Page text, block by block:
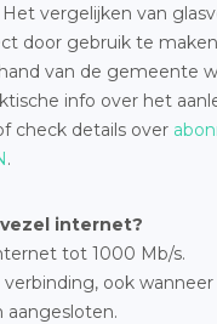
vergelijken van
door gebruik te
van de gemeente
info over het
check details over
.
internet?
tot 1000 Mb/s.
ook
aangesloten.